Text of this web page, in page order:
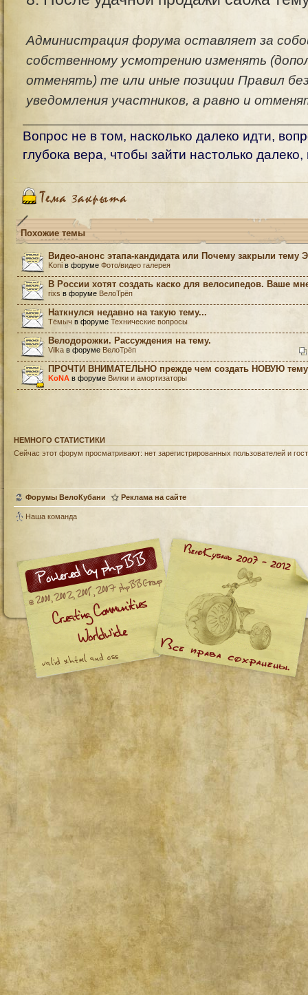
Администрация форума оставляет за
собственному усмотрению изменять
отменять) те или иные позиции Правил
уведомления участников, а равно и
Вопрос не в том, насколько далеко идти,
глубока вера, чтобы зайти настолько
Похожие темы
Видео-анонс этапа-кандидата или Почему закрыли тему
Koni в форуме Фото/видео галерея
В России хотят создать каско для велосипедов. Ваше
rixs в форуме ВелоТрёп
Наткнулся недавно на такую тему...
Тёмыч в форуме Технические вопросы
Велодорожки. Рассуждения на тему.
Vilka в форуме ВелоТрёп
ПРОЧТИ ВНИМАТЕЛЬНО прежде чем создать НОВУЮ
KoNA в форуме Вилки и амортизаторы
НЕМНОГО СТАТИСТИКИ
Сейчас этот форум просматривают: нет зарегистрированных пользователей и
Форумы ВелоКубани Реклама на сайте
Наша команда